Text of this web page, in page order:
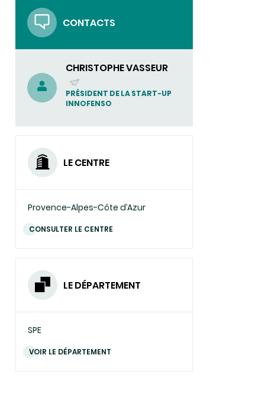
ravageurs
CONTACTS
CHRISTOPHE VASSEUR
(ENVOYER
UN
PRÉSIDENT DE LA START-UP
INNOFENSO
LE CENTRE
Provence-Alpes-Côte d’Azur
CONSULTER LE CENTRE
LE DÉPARTEMENT
SPE
VOIR LE DÉPARTEMENT